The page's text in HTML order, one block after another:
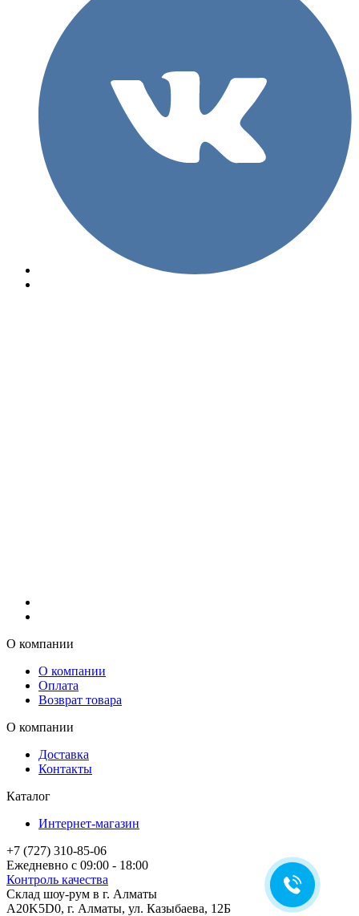
О компании
О компании
Оплата
Возврат товара
О компании
Доставка
Контакты
Каталог
Интернет-магазин
+7 (727) 310-85-06
Ежедневно с 09:00 - 18:00
Контроль качества
Склад шоу-рум в г. Алматы
A20K5D0, г. Алматы, ул. Казыбаева, 12Б